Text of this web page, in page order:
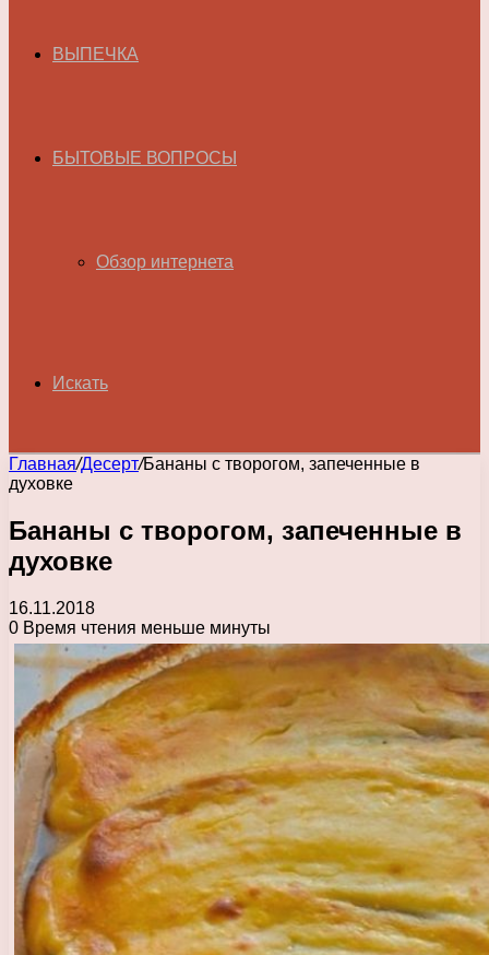
ВЫПЕЧКА
БЫТОВЫЕ ВОПРОСЫ
Обзор интернета
Искать
Главная/Десерт/Бананы с творогом, запеченные в
духовке
Бананы с творогом, запеченные в
духовке
16.11.2018
0 Время чтения меньше минуты